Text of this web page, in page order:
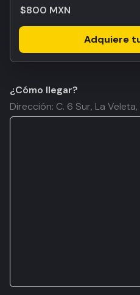
$800 MXN
Adquiere
¿Cómo llegar?
Dirección: C. 6 Sur, La